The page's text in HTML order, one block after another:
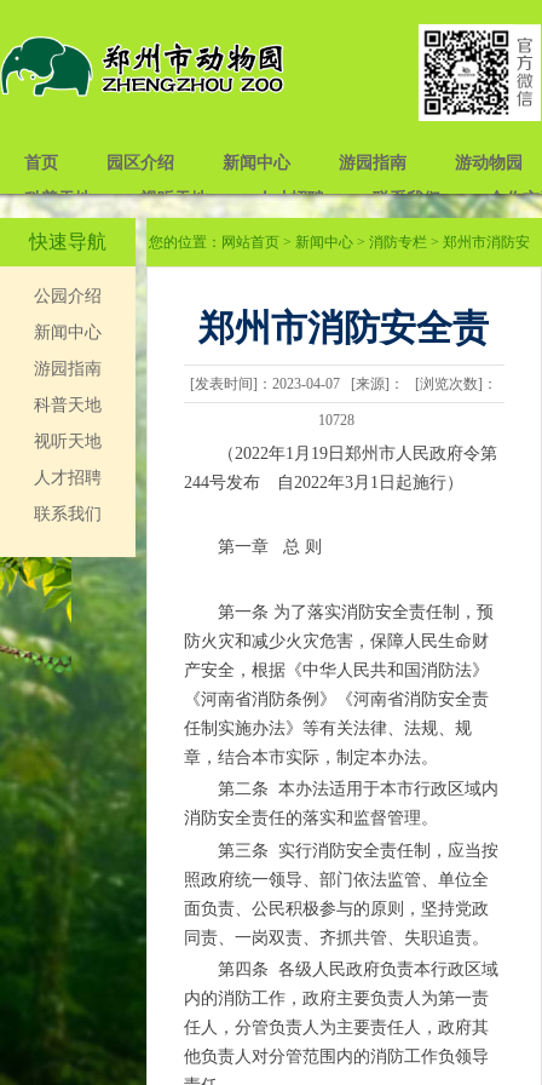
首页 园区介绍 新闻中心 游园指南
游动物园
科普天地
视听天地 人才招聘 联系我们 合作
快速导航
公园介绍
新闻中心
游园指南
科普天地
视听天地
人才招聘
联系我们
您的位置： 网站首页> 新闻中心> 消防专栏> 郑州市消防安
郑州市消防安全责
任制实施办法
[发表时间]：2023-04-07 [来源]： [浏览次数]：
10728
（2022年1月19日郑州市人民政府令第
244号发布 自2022年3月1日起施行）
第一章 总 则
第一条 为了落实消防安全责任制，预
防火灾和减少火灾危害，保障人民生命财
产安全，根据《中华人民共和国消防法》
《河南省消防条例》《河南省消防安全责
任制实施办法》等有关法律、法规、规
章，结合本市实际，制定本办法。
第二条 本办法适用于本市行政区域内
消防安全责任的落实和监督管理。
第三条 实行消防安全责任制，应当按
照政府统一领导、部门依法监管、单位全
面负责、公民积极参与的原则，坚持党政
同责、一岗双责、齐抓共管、失职追责。
第四条 各级人民政府负责本行政区域
内的消防工作，政府主要负责人为第一责
任人，分管负责人为主要责任人，政府其
他负责人对分管范围内的消防工作负领导